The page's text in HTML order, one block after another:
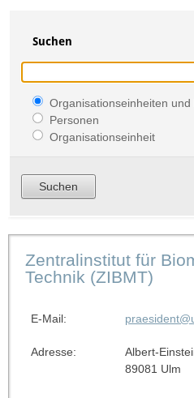
Suchen
Organisationseinheiten und
Personen
Organisationseinheit
Zentralinstitut für
Technik (ZIBMT)
E-Mail:
Adresse:
Albert-
89081 Ulm